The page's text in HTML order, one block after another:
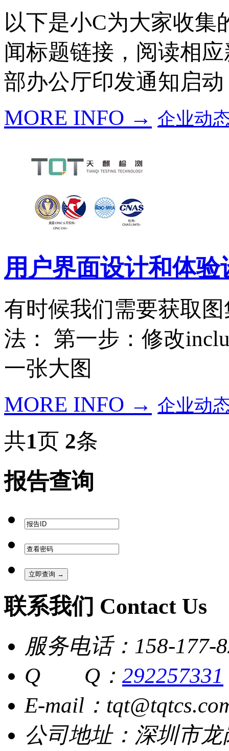
以下是小C为大家收集
闻标题链接，阅读相
部办公厅印发通知启
MORE INFO → 企业动
用户界面设计和体验
有时候我们需要获取
法： 第一步：修改
一张大图
MORE INFO → 企业动
共1页 2条
报告查询
联系我们 Contact Us
服务电话：158-177-
Q Q： 292257331
E-mail：
公司地址：深圳市